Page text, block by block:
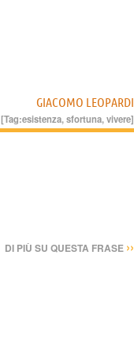
GIACOMO LEOPARDI
[Tag:esistenza,sfortuna,vivere]
DI PIÙ SU QUESTA FRASE ››